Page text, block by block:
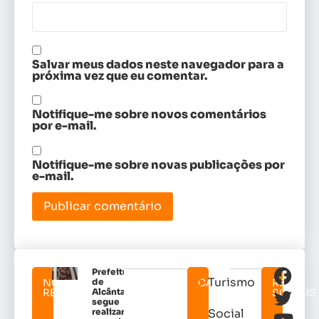
Salvar meus dados neste navegador para a
próxima vez que eu comentar.
Notifique-me sobre novos comentários
por e-mail.
Notifique-me sobre novas publicações por
e-mail.
NOTICIAS
RELACIONADAS
Prefeitura
de
Alcântara
segue
realizando
CATEGORIAS
Turismo
Social
REDES
SOCIAIS